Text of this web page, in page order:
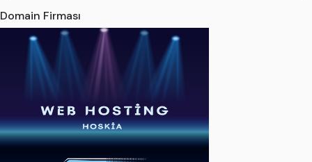
Domain Firması